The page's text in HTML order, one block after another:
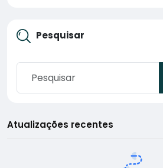
Pesquisar
Atualizações recentes